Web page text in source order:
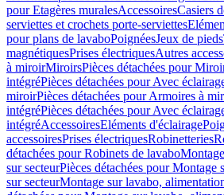
pour Etagères muralesAccessoiresCasiers
serviettes et crochets porte-serviettes
pour plans de lavaboPoignéesJeux de pieds
magnétiquesPrises électriquesAutres
à miroirMiroirsPièces détachées pour
intégréPièces détachées pour Avec
miroirPièces détachées pour Armoires à
intégréPièces détachées pour Avec
intégréAccessoiresEléments d'éclairage
accessoiresPrises électriquesRobinetteries
détachées pour Robinets de lavabo
sur secteurPièces détachées pour Montage
sur secteurMontage sur lavabo,